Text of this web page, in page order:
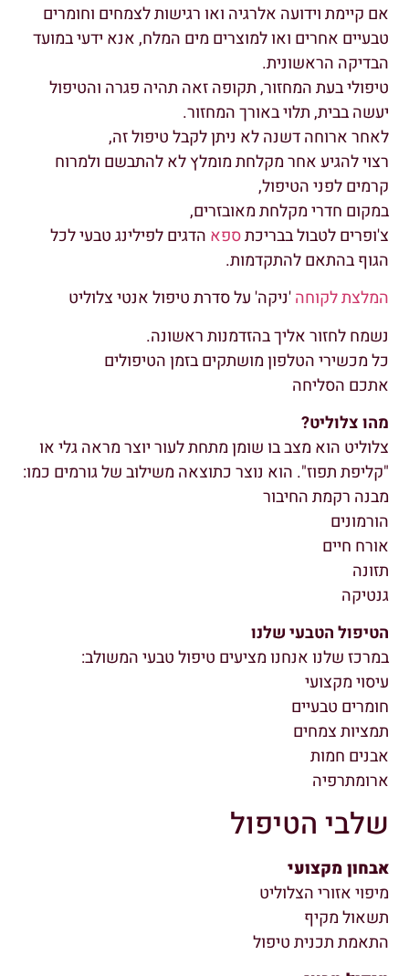
אם קיימת וידועה אלרגיה ואו רגישות לצמחים וחומרים
טבעיים אחרים ואו למוצרים מים המלח, אנא ידעי במועד
הבדיקה הראשונית.
טיפולי בעת המחזור, תקופה זאה תהיה פגרה והטיפול
יעשה בבית, תלוי באורך המחזור.
לאחר ארוחה דשנה לא ניתן לקבל טיפול זה,
רצוי להגיע אחר מקלחת מומלץ לא להתבשם ולמרוח
קרמים לפני הטיפול,
במקום חדרי מקלחת מאובזרים,
צ'ופרים לטבול בבריכתספא הדגים לפילינג טבעי לכל
הגוף בהתאם להתקדמות.
המלצת לקוחה'ניקה' על סדרת טיפול אנטי צלוליט
נשמח לחזור אליך בהזדמנות ראשונה.
כל מכשירי הטלפון מושתקים בזמן הטיפולים
אתכם הסליחה
מהו צלוליט?
צלוליט הוא מצב בו שומן מתחת לעור יוצר מראה גלי או
"קליפת תפוז". הוא נוצר כתוצאה משילוב של גורמים כמו:
מבנה רקמת החיבור
הורמונים
אורח חיים
תזונה
גנטיקה
הטיפול הטבעי שלנו
במרכז שלנו אנחנו מציעים טיפול טבעי המשולב:
עיסוי מקצועי
חומרים טבעיים
תמציות צמחים
אבנים חמות
ארומתרפיה
שלבי הטיפול
אבחון מקצועי
מיפוי אזורי הצלוליט
תשאול מקיף
התאמת תכנית טיפול